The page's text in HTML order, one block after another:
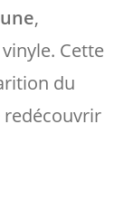
,
Cette
du
redécouvrir